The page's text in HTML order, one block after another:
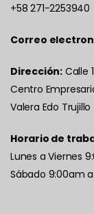
+58 271-2253940
Correo
Dirección: Calle
Centro
Valera Edo Trujillo
Horario de
Lunes a Viernes
Sábado 9:00am